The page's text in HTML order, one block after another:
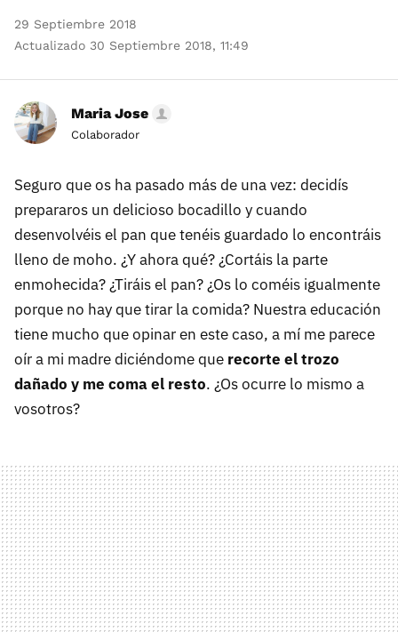
29 Septiembre 2018
Actualizado 30 Septiembre 2018, 11:49
Maria Jose
Colaborador
Seguro que os ha pasado más de una vez: decidís
prepararos un delicioso bocadillo y cuando
desenvolvéis el pan que tenéis guardado lo encontráis
lleno de moho. ¿Y ahora qué? ¿Cortáis la parte
enmohecida? ¿Tiráis el pan? ¿Os lo coméis igualmente
porque no hay que tirar la comida? Nuestra educación
tiene mucho que opinar en este caso, a mí me parece
oír a mi madre diciéndome que recorte el trozo
dañado y me coma el resto. ¿Os ocurre lo mismo a
vosotros?